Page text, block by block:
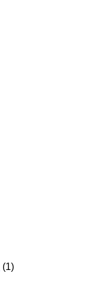
(1)